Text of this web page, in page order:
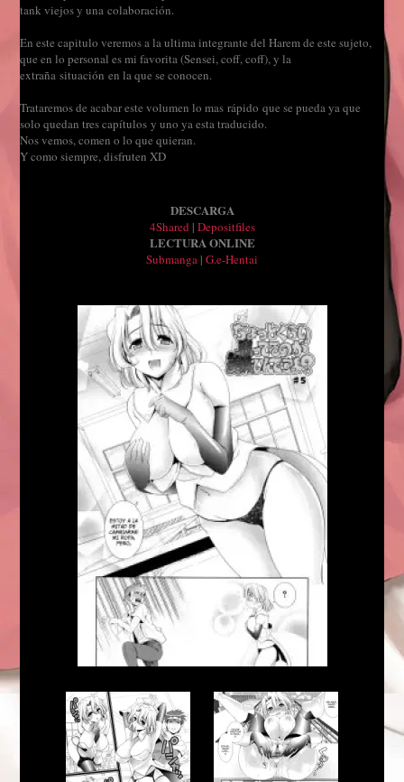
tank viejos y una colaboración.
En este capitulo veremos a la ultima integrante del Harem de este sujeto,
que en lo personal es mi favorita (Sensei, coff, coff), y la
extraña situación en la que se conocen.
Trataremos de acabar este volumen lo mas rápido que se pueda ya que
solo quedan tres capítulos y uno ya esta traducido.
Nos vemos, comen o lo que quieran.
Y como siempre, disfruten XD
DESCARGA
4Shared | Depositfiles
LECTURA ONLINE
Submanga | G.e-Hentai